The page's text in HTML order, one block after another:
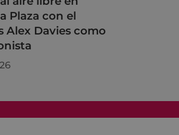
Plaza con el
Alex Davies como